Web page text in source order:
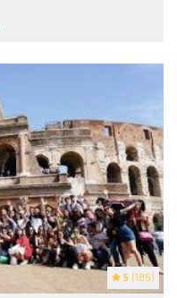
5 (185)